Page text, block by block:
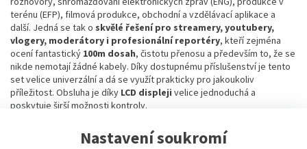
Nastavení soukromí
terénu (EFP), filmová produkce, obchodní a vzdělávací aplikace a
další. Jedná se tak o skvělé řešení pro streamery, youtubery,
vlogery, moderátory i profesionální reportéry, kteří zejména
ocení fantastický 100m dosah, čistotu přenosu a především to, že se
nikde nemotají žádné kabely. Díky dostupnému příslušenství je tento
set velice univerzální a dá se využít prakticky pro jakoukoliv
příležitost. Obsluha je díky LCD displeji velice jednoduchá a
poskytuje širší možnosti kontroly.
chytrý telefon, zatímco vysílač společně s klopovým mikrofonem